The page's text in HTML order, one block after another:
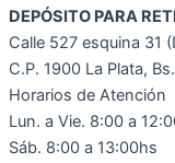
DEPÓSITO PARA
Calle 527 esquina 31
C.P. 1900 La Plata,
Horarios de Atención
Lun. a Vie. 8:00 a
Sáb. 8:00 a 13:00hs